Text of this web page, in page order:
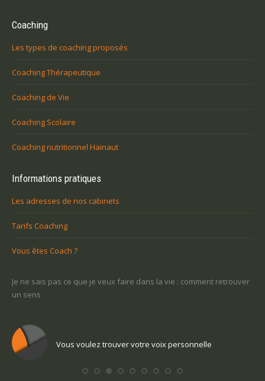
Coaching
Les types de coaching proposés
Coaching Thérapeutique
Coaching de Vie
Coaching Scolaire
Coaching nutritionnel Hainaut
Informations pratiques
Les adresses de nos cabinets
Tarifs Coaching
Vous êtes Coach ?
Je ne sais pas ce que je veux faire dans la vie : comment retrouver
un sens
Vous voulez trouver votre voix personnelle